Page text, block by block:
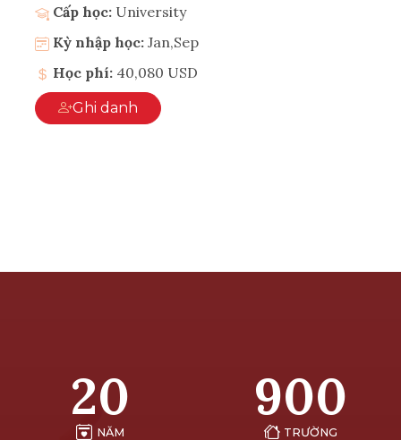
Cấp học: University
Kỳ nhập học: Jan,Sep
Học phí: 40,080 USD
Ghi danh
20
NĂM
900
TRƯỜNG